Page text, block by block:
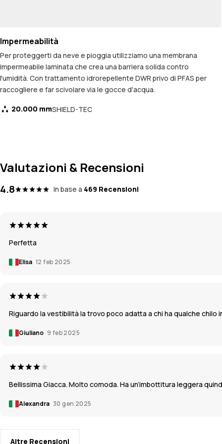
Impermeabilità
Per proteggerti da neve e pioggia utilizziamo una membrana
impermeabile laminata che crea una barriera solida contro
l'umidità. Con trattamento idrorepellente DWR privo di PFAS per
raccogliere e far scivolare via le gocce d'acqua.
20.000 mmSHIELD-TEC
Valutazioni & Recensioni
4.8 In base a 469 Recensioni
Perfetta
Elisa 12 feb 2025
Riguardo la vestibilità la trovo poco adatta a chi ha qualche
Giuliano 9 feb 2025
Bellissima Giacca. Molto comoda. Ha un’imbottitura leggera
Alexandra 30 gen 2025
Altre Recensioni